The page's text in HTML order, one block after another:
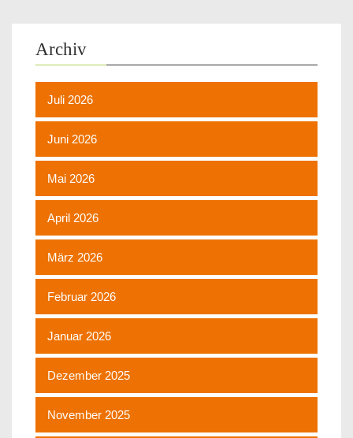
Archiv
Juli 2026
Juni 2026
Mai 2026
April 2026
März 2026
Februar 2026
Januar 2026
Dezember 2025
November 2025